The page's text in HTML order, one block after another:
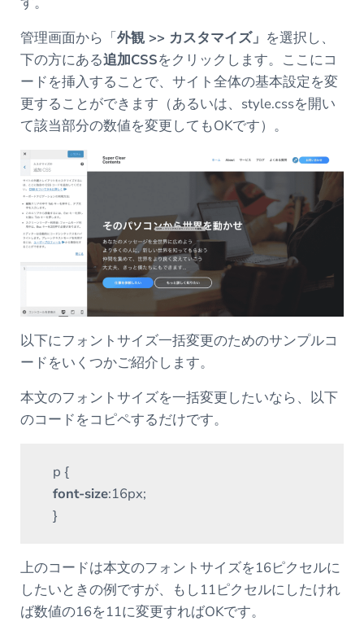
管理画面から「外観>> カスタマイズ」 を選択し、
下の方にある追加CSSをクリックします。ここにコ
ードを挿入することで、サイト全体の基本設定を変
更することができます（あるいは、style.cssを開い
て該当部分の数値を変更してもOKです）。
以下にフォントサイズ一括変更のためのサンプルコ
ードをいくつかご紹介します。
本文のフォントサイズを一括変更したいなら、以下
のコードをコピペするだけです。
p {
font-size:16px;
}
上のコードは本文のフォントサイズを16ピクセルに
したいときの例ですが、もし11ピクセルにしたけれ
ば数値の16を11に変更すればOKです。